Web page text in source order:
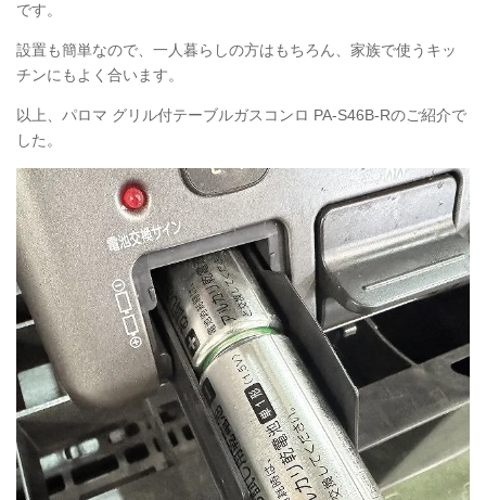
です。
設置も簡単なので、一人暮らしの方はもちろん、家族で使うキッ
チンにもよく合います。
以上、パロマ グリル付テーブルガスコンロ PA-S46B-Rのご紹介で
した。